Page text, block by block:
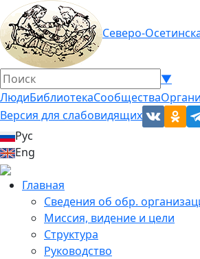
Северо-
▼
ЛюдиБиблиотекаСообщества
Версия для слабовидящих
Рус
Eng
Главная
Сведения об обр.
Миссия, видение и цели
Структура
Руководство